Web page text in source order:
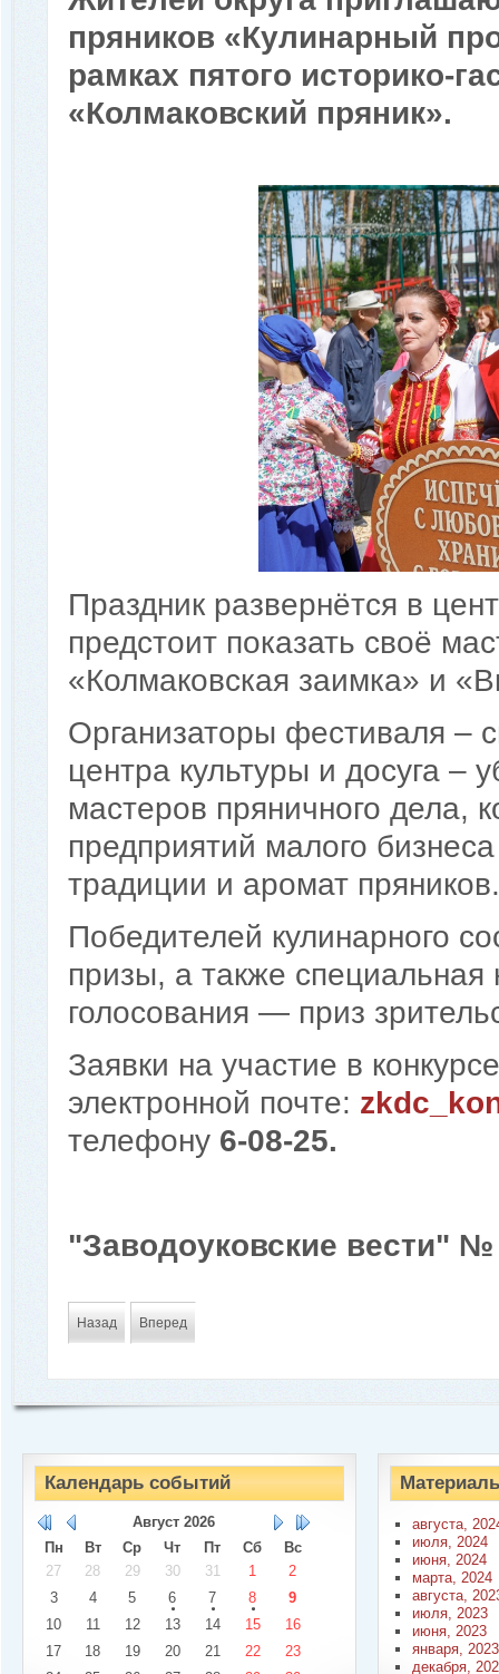
пряников «Кулинарный
рамках пятого историко-
«Колмаковский пряник».
Праздник развернётся в
предстоит показать своё
«Колмаковская заимка» и
Организаторы фестиваля –
центра культуры и досуга –
мастеров пряничного дела,
предприятий малого
традиции и аромат пряников.
Победителей кулинарного
призы, а также специальная
голосования — приз
Заявки на участие в
электронной почте:
телефону 6-08-25.
"Заводоуковские вести" №
Назад Вперед
Календарь событий
Август 2026
Пн
Вт Ср Чт Пт Сб
Вс
27
28 29 30 31 1
2
3
4 5 6 7 8
9
10
11 12 13 14 15
16
17
18 19 20 21 22
23
августа,
июля, 2024
июня, 2024
марта, 2024
августа,
июля, 2023
июня, 2023
января, 2023
декабря,